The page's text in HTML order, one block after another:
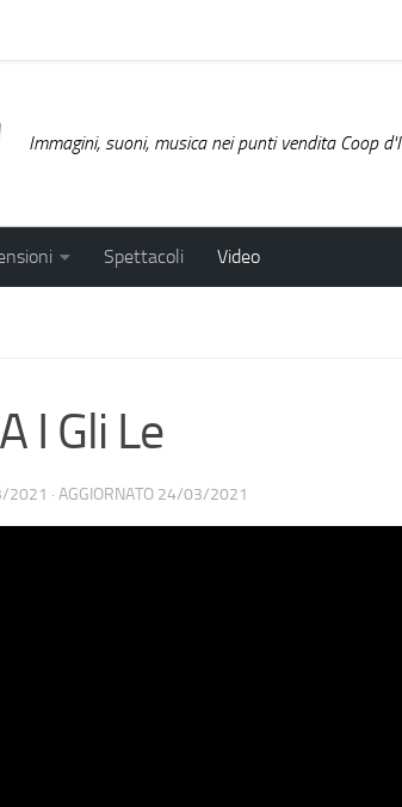
Immagini, suoni, musica nei punti vendita Coop
Spettacoli Video
I Gli Le
2021 · AGGIORNATO 24/03/2021